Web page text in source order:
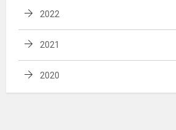
2022
2021
2020